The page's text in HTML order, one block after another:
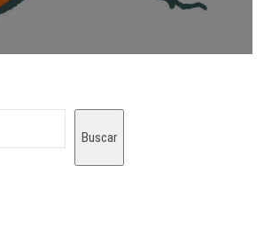
Buscar